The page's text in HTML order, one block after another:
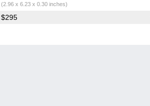
(2.96 x 6.23 x 0.30 inches)
$295